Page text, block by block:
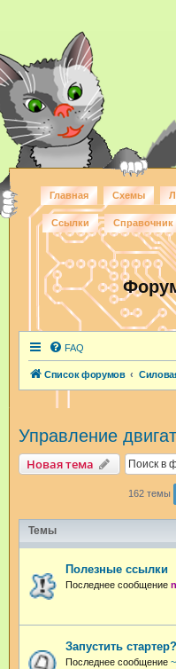
Главная Схемы
Ссылки Справочник
FAQ
Список форумов
Управление
Новая тема
162 темы
Темы
Полезные ссылки
Последнее сообщение
Запустить стартер?
Последнее сообщение